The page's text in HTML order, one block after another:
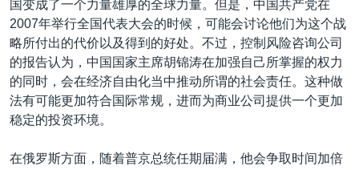
国变成了一个力量雄厚的全球力量。但是，中国共产党在
2007年举行全国代表大会的时候，可能会讨论他们为这个战
略所付出的代价以及得到的好处。不过，控制风险咨询公司
的报告认为，中国国家主席胡锦涛在加强自己所掌握的权力
的同时，会在经济自由化当中推动所谓的社会责任。这种做
法有可能更加符合国际常规，进而为商业公司提供一个更加
稳定的投资环境。
在俄罗斯方面，随着普京总统任期届满，他会争取时间加倍